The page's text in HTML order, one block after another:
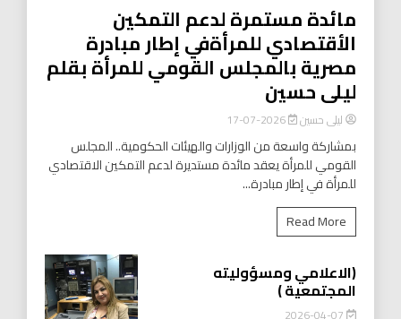
مائدة مستمرة لدعم التمكين
الأقتصادي للمرأةفي إطار مبادرة
مصرية بالمجلس القومي للمرأة بقلم
ليلى حسين
ليلى حسين 2026-07-17
بمشاركة واسعة من الوزارات والهيئات الحكومية.. المجلس
القومي للمرأة يعقد مائدة مستديرة لدعم التمكين الاقتصادي
للمرأة في إطار مبادرة...
Read More
(الاعلامي ومسؤوليته
المجتمعية )